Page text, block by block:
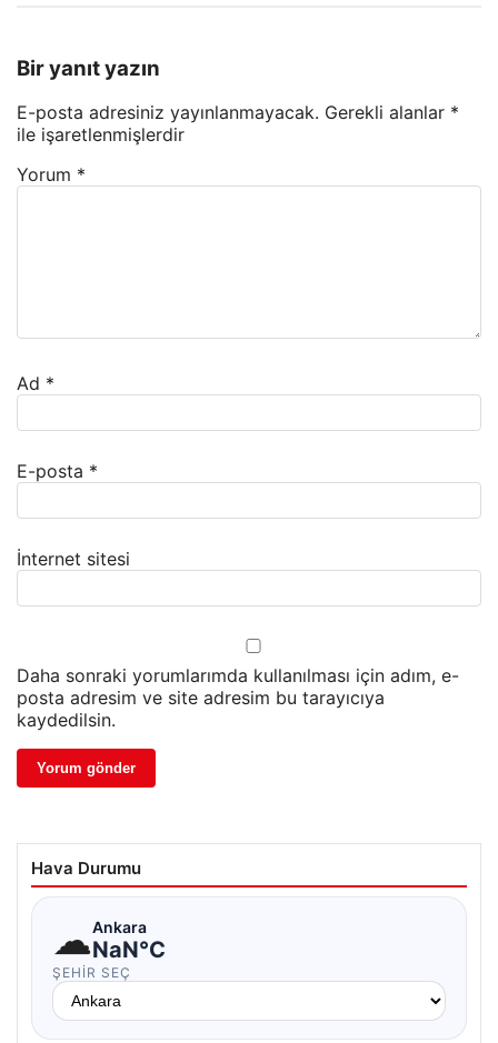
Bir yanıt yazın
E-posta adresiniz yayınlanmayacak. Gerekli alanlar *
ile işaretlenmişlerdir
Yorum *
Ad *
E-posta *
İnternet sitesi
Daha sonraki yorumlarımda kullanılması için adım, e-
posta adresim ve site adresim bu tarayıcıya
kaydedilsin.
Hava Durumu
☁Ankara
NaN°C
ŞEHIR SEÇ